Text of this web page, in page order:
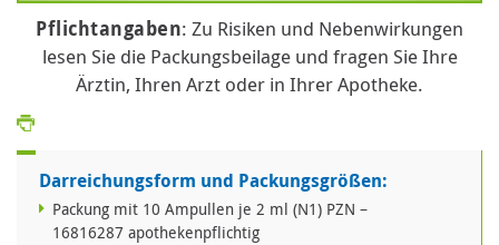
Pflichtangaben: Zu Risiken und Nebenwirkungen
lesen Sie die Packungsbeilage und fragen Sie Ihre
Ärztin, Ihren Arzt oder in Ihrer Apotheke.
Darreichungsform und Packungsgrößen:
Packung mit 10 Ampullen je 2 ml (N1) PZN –
16816287 apothekenpflichtig